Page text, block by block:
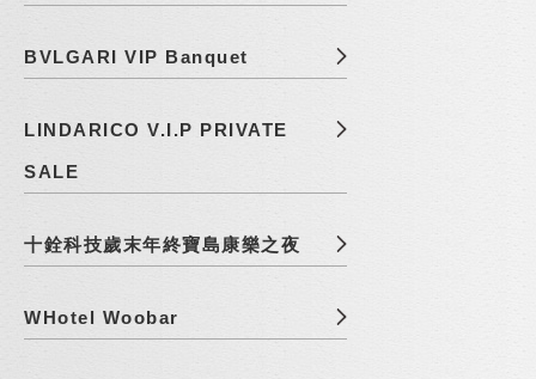
BVLGARI VIP Banquet
LINDARICO V.I.P PRIVATE
SALE
十銓科技歲末年終寶島康樂之夜
WHotel Woobar